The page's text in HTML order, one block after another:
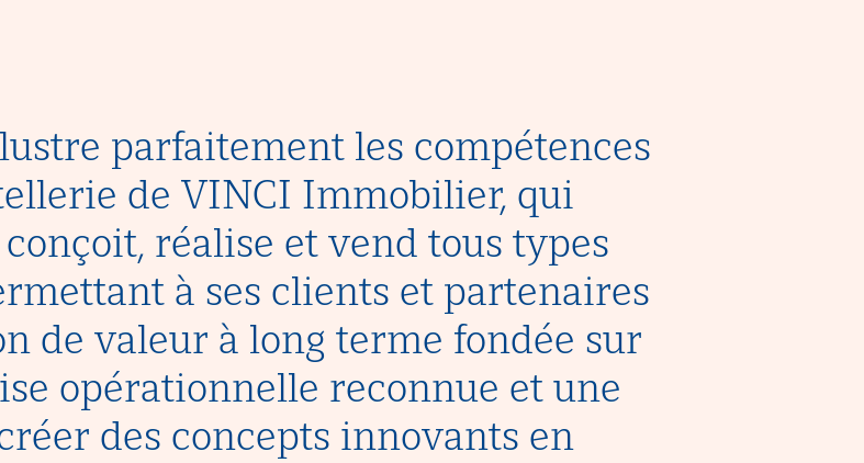
parfaitement les compétences
de VINCI Immobilier, qui
réalise et vend tous types
à ses clients et partenaires
de valeur à long terme fondée sur
opérationnelle reconnue et une
des concepts innovants en